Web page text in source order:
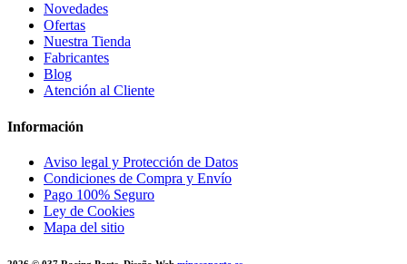
Novedades
Ofertas
Nuestra Tienda
Fabricantes
Blog
Atención al Cliente
Información
Aviso legal y Protección de Datos
Condiciones de Compra y Envío
Pago 100% Seguro
Ley de Cookies
Mapa del sitio